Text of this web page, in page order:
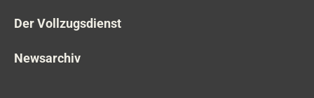
Der Vollzugsdienst
Newsarchiv